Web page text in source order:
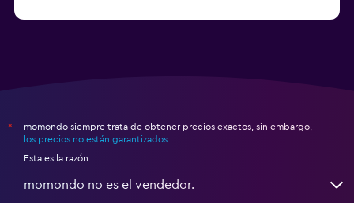
*
momondo siempre trata de obtener precios exactos, sin embargo,
los precios no están garantizados
Esta es la razón:
momondo no es el vendedor.